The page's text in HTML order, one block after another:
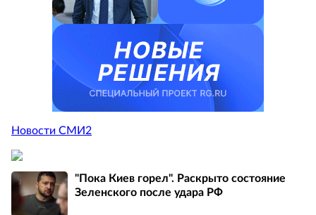
Новости СМИ2
"Пока Киев горел". Раскрыто состояние
Зеленского после удара РФ